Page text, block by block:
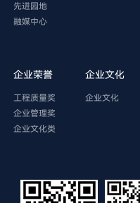
先进园地
融媒中心
企业荣誉
工程质量奖
企业管理奖
企业文化类
企业文化
企业文化